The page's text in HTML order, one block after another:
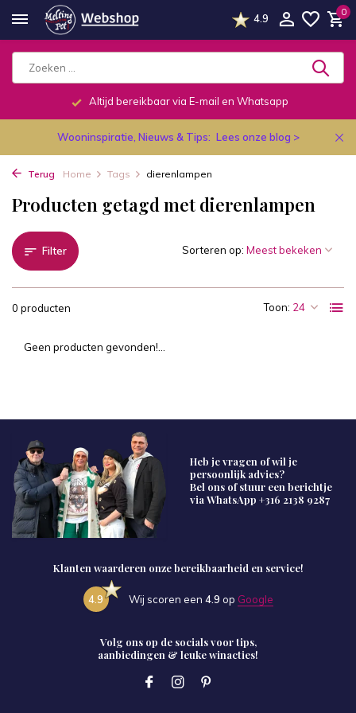
4.9
0
Altijd bereikbaar via E-mail en Whatsapp
Wooninspiratie, Nieuws & Tips: Lees onze blog >
Terug Home Tags dierenlampen
Producten getagd met dierenlampen
Filter
0 producten Toon:
Sorteren op:
Geen producten gevonden!...
Heb je vragen of wil je
persoonlijk advies?
Bel ons of stuur een berichtje
via WhatsApp +316 2138 9287
Klanten waarderen onze bereikbaarheid en service!
4.9 Wij scoren een 4.9 op Google
Volg ons op de socials voor tips,
aanbiedingen & leuke winacties!